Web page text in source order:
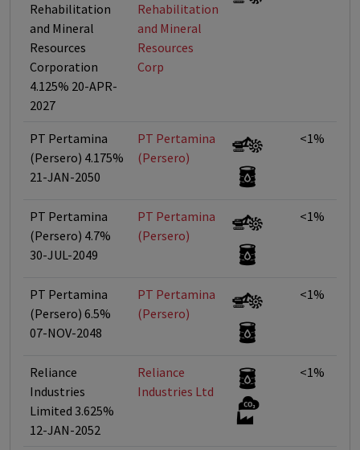
Rehabilitation
and Mineral
Resources
Corporation
4.125% 20-APR-
2027
Rehabilitation
and Mineral
Resources
Corp
PT Pertamina
(Persero) 4.175%
21-JAN-2050
PT Pertamina
(Persero)
<1%
PT Pertamina
(Persero) 4.7%
30-JUL-2049
PT Pertamina
(Persero)
<1%
PT Pertamina
(Persero) 6.5%
07-NOV-2048
PT Pertamina
(Persero)
<1%
Reliance
Industries
Limited 3.625%
12-JAN-2052
Reliance
Industries Ltd
<1%